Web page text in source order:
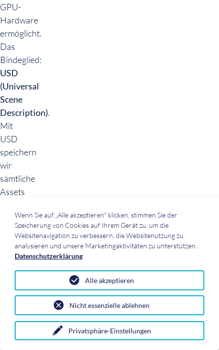
GPU-
Hardware
ermöglicht.
Das
Bindeglied:
USD
(Universal
Scene
Description).
Mit
USD
speichern
wir
sämtliche
Assets
Simulationsdaten
nicht-
destruktiver
Form,
auch
wiederholte
Wenn Sie auf „Alle akzeptieren" klicken, stimmen Sie der
Speicherung von Cookies auf Ihrem Gerät zu, um die
Websitenavigation zu verbessern, die Websitenutzung zu
analysieren und unsere Marketingaktivitäten zu unterstützen.
Datenschutzerklärung
Privatsphäre-Einstellungen
Nicht essenzielle ablehnen
Alle akzeptieren